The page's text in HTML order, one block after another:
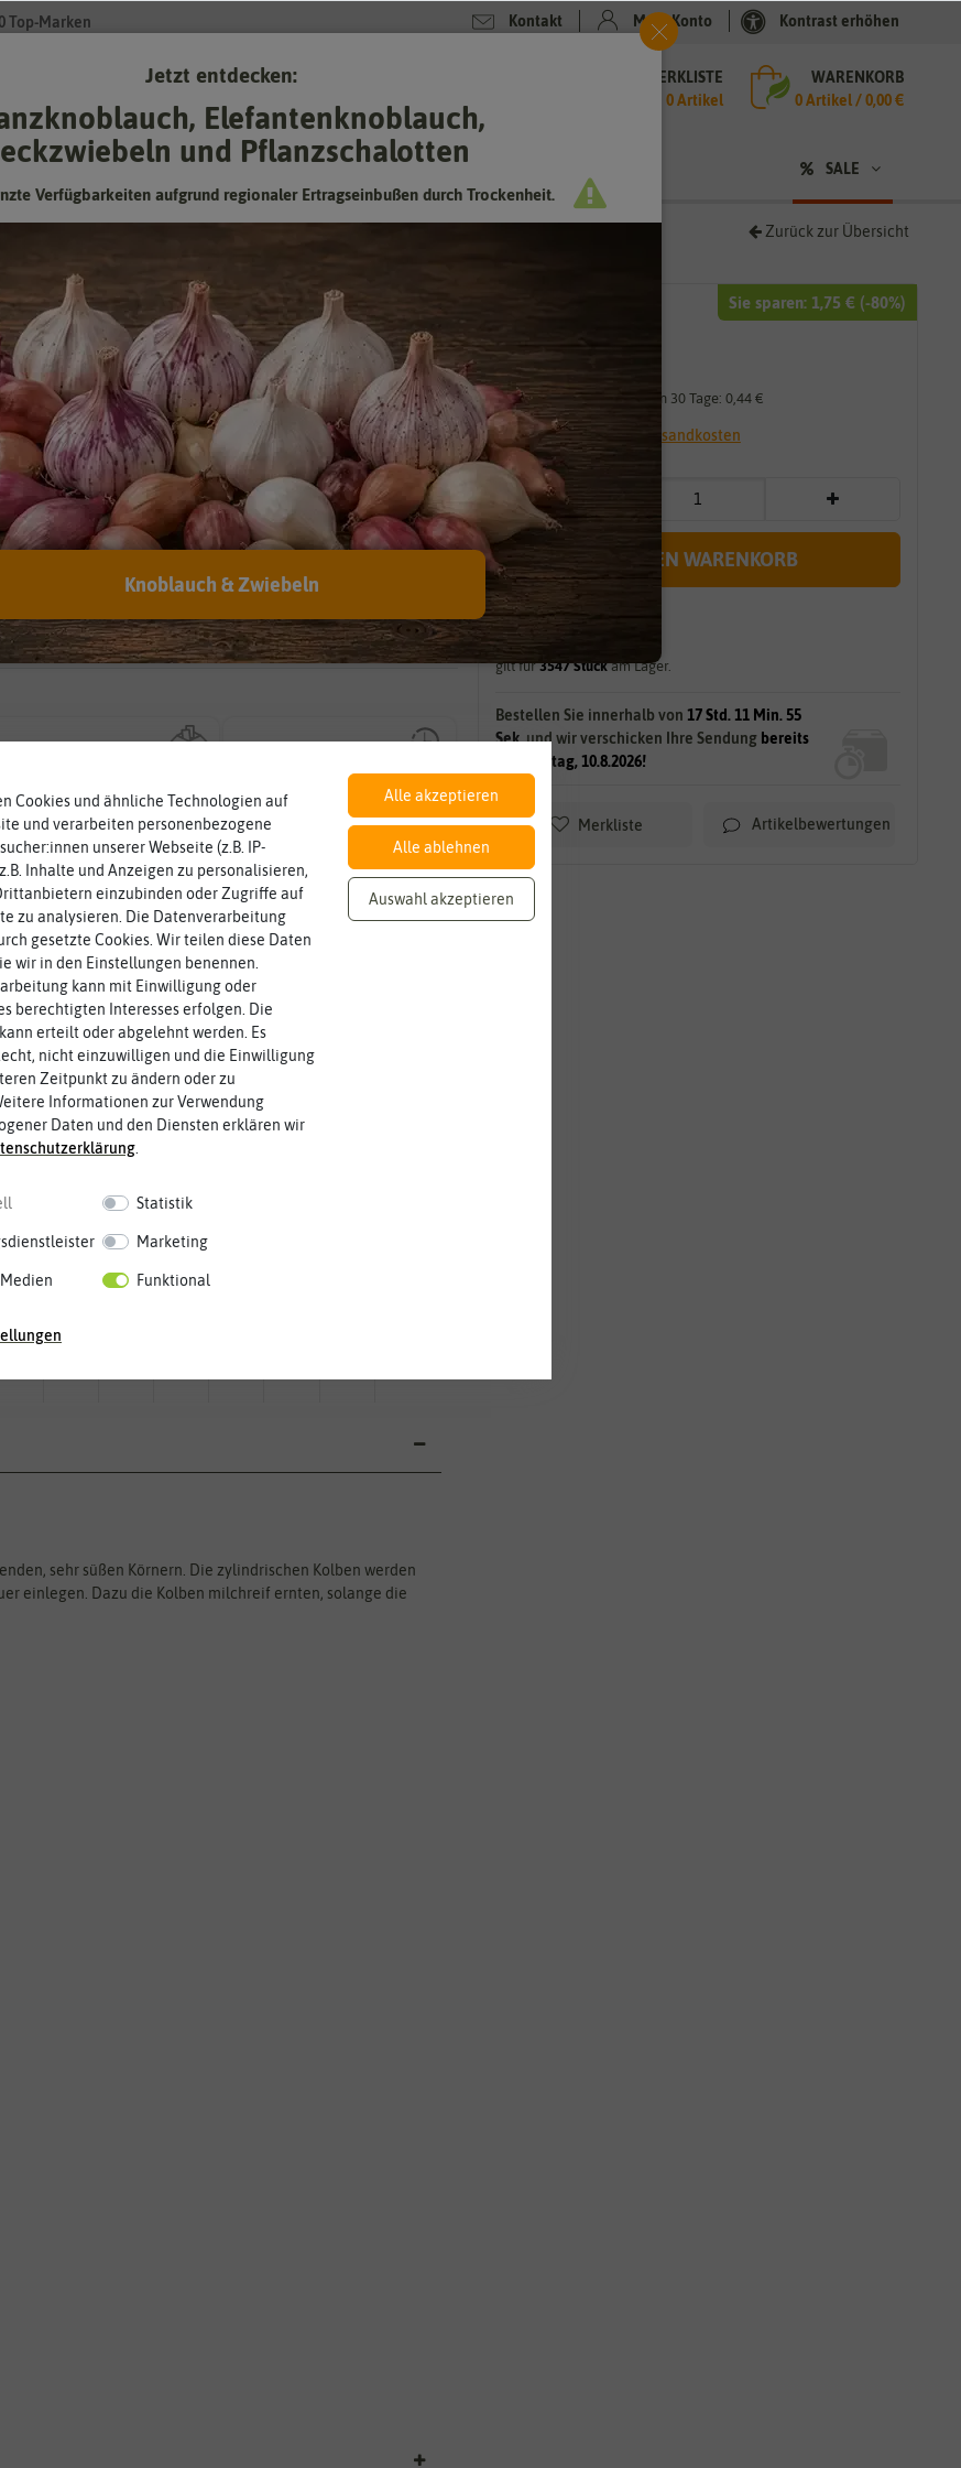
Top-Marken Kontakt Mein Konto Kontrast erhöhen
MERKLISTE
0 Artikel
WARENKORB
0Artikel /0,00 €
SALE
01/2025] Zurück zur Übersicht
Sie sparen: 1,75 € (-80%)
0,44 €
Niedrigster Preis der letzten 30 Tage: 0,44 €
* inkl. 7% MwSt. zzgl. Versandkosten
IN DEN WARENKORB
sofort lieferbar
gilt für3547Stückam Lager.
Bestellen Sie innerhalb von 17 Std. 11 Min. 54
Sek.und wir verschicken Ihre Sendung bereits
am Montag, 10.8.2026!
Merkliste Artikelbewertungen
Zuckermais Tasty Sweet F1-Hybride
[MHD 01/2025]
Maiskörner sind zum Einfreiren geeignet.
Mindesthaltbarkeitsdatum (MHD) überschritten oder
fast erreicht:
Kann man abgelaufenes Saatgut trotzdem noch
verwenden?
Quedlinburger Saatgut
EAN:
4014352189852
Zeitpunkt, bis zu dem das Saat-
und Pflanzgut sehr gut keimen
Standort
sonnig
viel Licht benötigt die
Pflanze? (schattig, halbschattig,
sonnig, vollsonnig) Fruchtfarbe
gelb
Die Farbe der reifen Frucht, die
sie nach dem Reifungsprozess hat.
sehr süßen Körnern. Die zylindrischen Kolben werden
einlegen. Dazu die Kolben milchreif ernten, solange die
Cookies und ähnliche Technologien auf
und verarbeiten personenbezogene
unserer Webseite (z.B. IP-
Inhalte und Anzeigen zu personalisieren,
einzubinden oder Zugriffe auf
zu analysieren. Die Datenverarbeitung
gesetzte Cookies. Wir teilen diese Daten
wir in den Einstellungen benennen.
kann mit Einwilligung oder
berechtigten Interesses erfolgen. Die
erteilt oder abgelehnt werden. Es
nicht einzuwilligen und die Einwilligung
Zeitpunkt zu ändern oder zu
Informationen zur Verwendung
Daten und den Diensten erklären wir
Statistik
Marketing
Funktional
Alle akzeptieren
Alle ablehnen
Auswahl akzeptieren
Jetzt entdecken:
Elefantenknoblauch,
und Pflanzschalotten
Verfügbarkeiten aufgrund regionaler Ertragseinbußen durch Trockenheit.
Knoblauch & Zwiebeln